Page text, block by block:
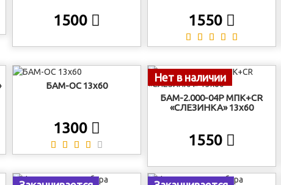
1500 1550
БАМ-ОС 13х60
1300
Нет в наличии
БАМ-2.000-04Р МПК+CR
«СЛЕЗИНКА» 13х60
1550